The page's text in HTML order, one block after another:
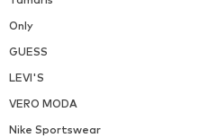
Only
GUESS
LEVI'S
VERO MODA
Nike Sportswear